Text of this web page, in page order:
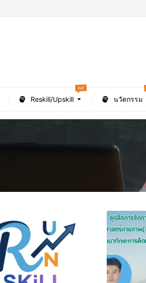
Reskill/Upskill
hot
นวัตกรรม